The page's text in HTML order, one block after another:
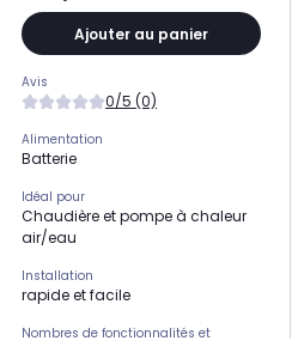
Ajouter au panier
Avis
0/5 (0)
Alimentation
Batterie
Idéal pour
Chaudière et pompe à chaleur
air/eau
Installation
rapide et facile
Nombres de fonctionnalités et